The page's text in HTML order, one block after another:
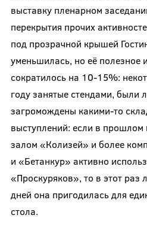
выставку пленарном
перекрытия прочих
под прозрачной крышей
уменьшилась, но её полезное
сократилось на 10-15%:
году занятые стендами, были
загромождены какими-то
выступлений: если в прошлом
залом «Колизей» и более
и «Бетанкур» активно
«Проскуряков», то в этот раз
дней она пригодилась для
стола.